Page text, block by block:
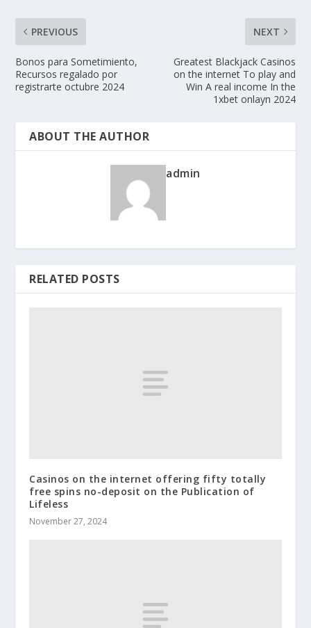
PREVIOUS
Bonos para Sometimiento,
Recursos regalado por
registrarte octubre 2024
NEXT
Greatest Blackjack Casinos
on the internet To play and
Win A real income In the
1xbet onlayn 2024
ABOUT THE AUTHOR
admin
RELATED POSTS
Casinos on the internet offering fifty totally
free spins no-deposit on the Publication of
Lifeless
November 27, 2024